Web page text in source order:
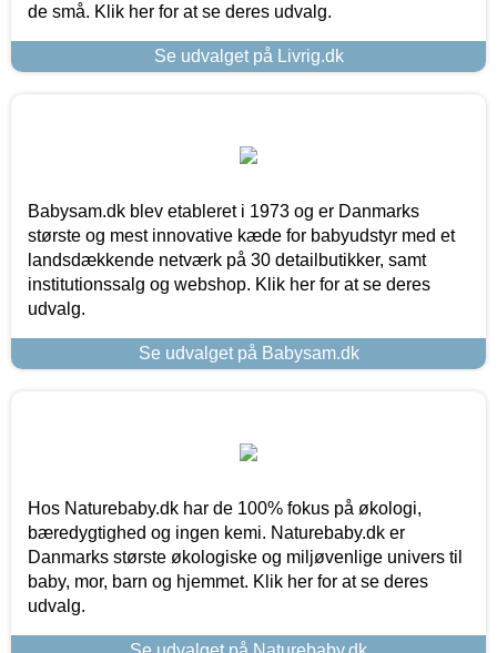
de små. Klik her for at se deres udvalg.
Se udvalget på Livrig.dk
Babysam.dk blev etableret i 1973 og er Danmarks
største og mest innovative kæde for babyudstyr med et
landsdækkende netværk på 30 detailbutikker, samt
institutionssalg og webshop. Klik her for at se deres
udvalg.
Se udvalget på Babysam.dk
Hos Naturebaby.dk har de 100% fokus på økologi,
bæredygtighed og ingen kemi. Naturebaby.dk er
Danmarks største økologiske og miljøvenlige univers til
baby, mor, barn og hjemmet. Klik her for at se deres
udvalg.